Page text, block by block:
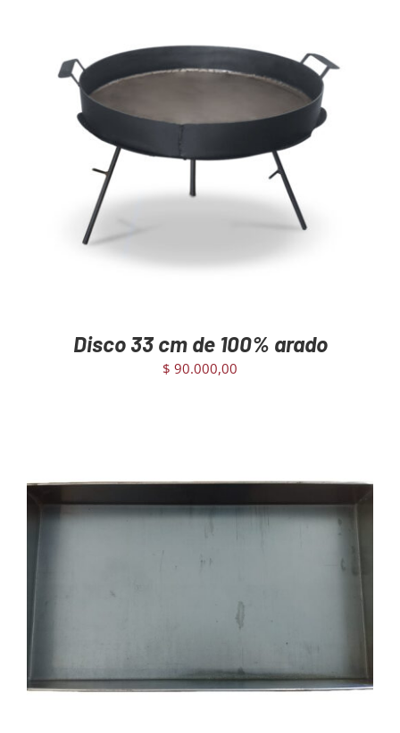
AGREGAR AL CARRITO DETAILS
Disco 33 cm de 100% arado
$ 90.000,00